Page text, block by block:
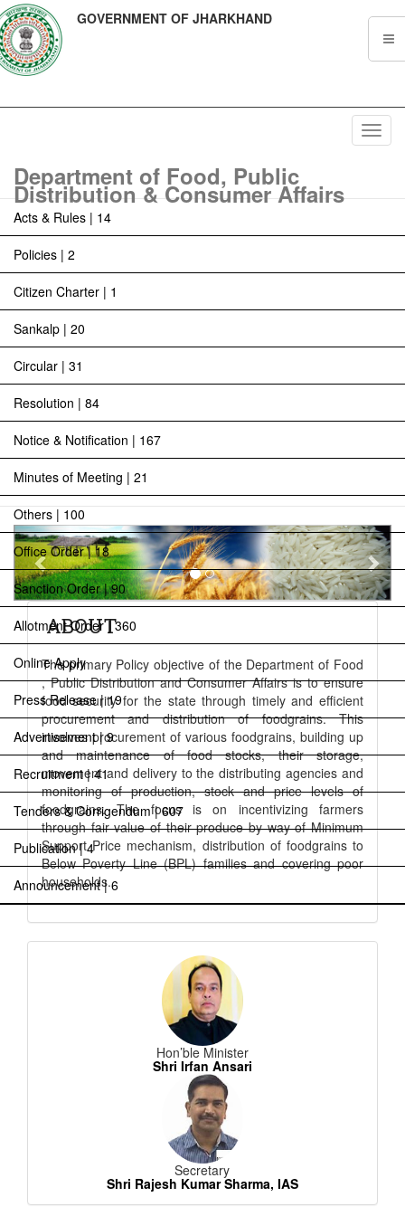
GOVERNMENT OF JHARKHAND
Department of Food, Public
Distribution & Consumer Affairs
Acts & Rules | 14
Policies | 2
Citizen Charter | 1
Sankalp | 20
Circular | 31
Resolution | 84
Notice & Notification | 167
Minutes of Meeting | 21
Others | 100
Office Order | 18
Sanction Order | 90
Allotment Order | 360
Online Apply
Press Release | 19
Advertisement | 9
Recruitment | 41
Tenders & Corrigendum | 607
Publication | 4
Announcement | 6
Previous Next
ABOUT
The primary Policy objective of the Department of Food
, Public Distribution and Consumer Affairs is to ensure
food security for the state through timely and efficient
procurement and distribution of foodgrains. This
involves procurement of various foodgrains, building up
and maintenance of food stocks, their storage,
movement and delivery to the distributing agencies and
monitoring of production, stock and price levels of
foodgrains. The focus is on incentivizing farmers
through fair value of their produce by way of Minimum
Support Price mechanism, distribution of foodgrains to
Below Poverty Line (BPL) families and covering poor
households.
Hon’ble Minister
Shri Irfan Ansari
Secretary
Shri Rajesh Kumar Sharma, IAS
विभागीय सचिव की अध्यक्षता में दिनांक 17.07.2026 को सम्पन्न
विधिक माप विज्ञान प्रभाग, झारखण्ड एवं झारखण्ड चेम्बर आॅफ